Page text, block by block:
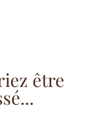
être